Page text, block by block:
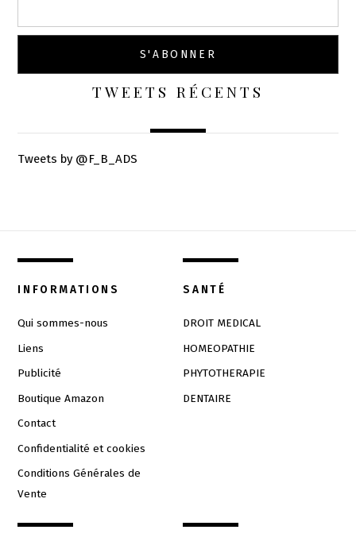
TWEETS RÉCENTS
Tweets by @F_B_ADS
INFORMATIONS
Qui sommes-nous
Liens
Publicité
Boutique Amazon
Contact
Confidentialité et cookies
Conditions Générales de
Vente
SANTÉ
DROIT MEDICAL
HOMEOPATHIE
PHYTOTHERAPIE
DENTAIRE